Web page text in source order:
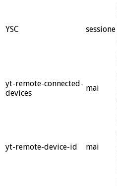
YSC sessione
yt-remote-connected-
devices
mai
yt-remote-device-id mai